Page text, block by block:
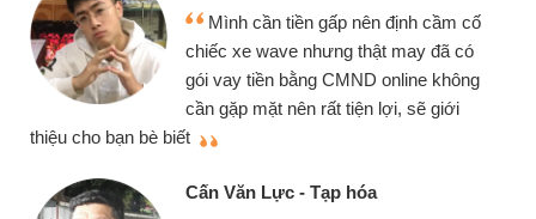
Mình cần tiền gấp nên định cầm cố
chiếc xe wave nhưng thật may đã có
gói vay tiền bằng CMND online không
cần gặp mặt nên rất tiện lợi, sẽ giới
thiệu cho bạn bè biết
Cấn Văn Lực - Tạp hóa